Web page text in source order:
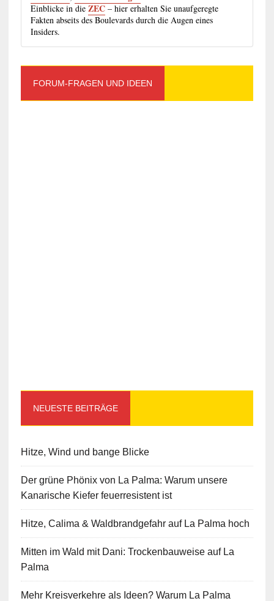
Einblicke in dieZEC– hier erhalten Sie unaufgeregte
Fakten abseits des Boulevards durch die Augen eines
Insiders.
FORUM-FRAGEN UND IDEEN
NEUESTE BEITRÄGE
Hitze, Wind und bange Blicke
Der grüne Phönix von La Palma: Warum unsere
Kanarische Kiefer feuerresistent ist
Hitze, Calima & Waldbrandgefahr auf La Palma hoch
Mitten im Wald mit Dani: Trockenbauweise auf La
Palma
Mehr Kreisverkehre als Ideen? Warum La Palma